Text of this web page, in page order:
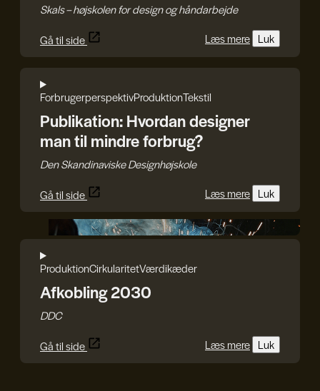
Skals – højskolen for design og håndarbejde
Gå til side
Læs mere Luk
ForbrugerperspektivProduktionTekstil
Publikation: Hvordan designer
man til mindre forbrug?
Den Skandinaviske Designhøjskole
Gå til side
Læs mere Luk
ProduktionCirkularitetVærdikæder
Afkobling 2030
DDC
Gå til side
Læs mere Luk